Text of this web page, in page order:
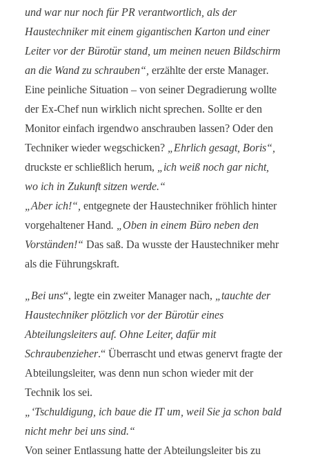
und war nur noch für PR verantwortlich, als der
Haustechniker mit einem gigantischen Karton und einer
Leiter vor der Bürotür stand, um meinen neuen Bildschirm
an die Wand zu schrauben“, erzählte der erste Manager.
Eine peinliche Situation – von seiner Degradierung wollte
der Ex-Chef nun wirklich nicht sprechen. Sollte er den
Monitor einfach irgendwo anschrauben lassen? Oder den
Techniker wieder wegschicken?
„Ehrlich gesagt, Boris“,
druckste er schließlich herum, „ich weiß noch gar nicht,
wo ich in Zukunft sitzen werde.“
„Aber ich!“, entgegnete der Haustechniker fröhlich hinter
vorgehaltener Hand. „Oben in einem Büro neben den
Vorständen!“ Das saß. Da wusste der Haustechniker mehr
als die Führungskraft.
„Bei uns“, legte ein zweiter Manager nach, „tauchte der
Haustechniker plötzlich vor der Bürotür eines
Abteilungsleiters auf. Ohne Leiter, dafür mit
Schraubenzieher.“ Überrascht und etwas genervt fragte der
Abteilungsleiter, was denn nun schon wieder mit der
Technik los sei.
„‘Tschuldigung, ich baue die IT um, weil Sie ja schon bald
nicht mehr bei uns sind.“
Von seiner Entlassung hatte der Abteilungsleiter bis zu